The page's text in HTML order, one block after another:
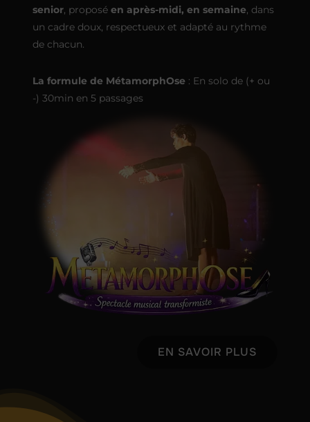
senior, proposé en après-midi, en semaine, dans
un cadre doux, respectueux et adapté au rythme
de chacun.
La formule de MétamorphOse : En solo de (+ ou
-) 30min en 5 passages
EN SAVOIR PLUS